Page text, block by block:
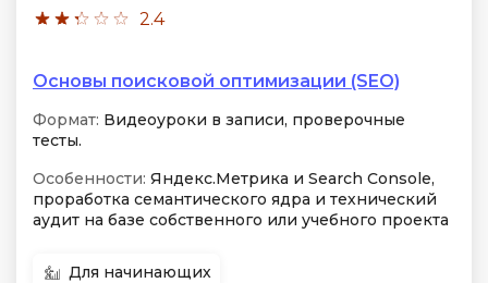
2.4
Основы поисковой оптимизации (SEO)
Формат: Видеоуроки в записи, проверочные
тесты.
Особенности: Яндекс.Метрика и Search Console,
проработка семантического ядра и технический
аудит на базе собственного или учебного проекта
Для начинающих